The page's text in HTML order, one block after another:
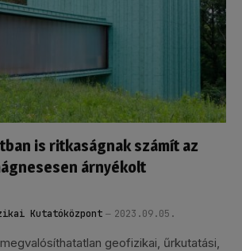
is ritkaságnak számít az
árnyékolt
Kutatóközpont 2023.09.05.
geofizikai, űrkutatási,